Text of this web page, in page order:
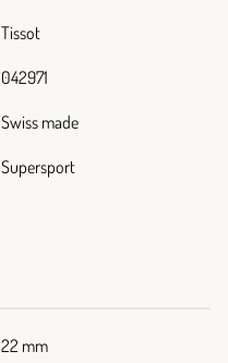
Tissot
042971
Swiss made
Supersport
22 mm